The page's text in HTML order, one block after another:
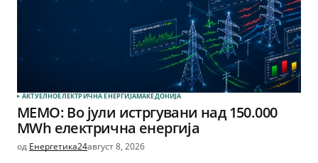
АКТУЕЛНОЕЛЕКТРИЧНА ЕНЕРГИЈАМАКЕДОНИЈА
МЕМО: Во јули истргувани над 150.000
MWh електрична енергија
од Енергетика24август 8, 2026